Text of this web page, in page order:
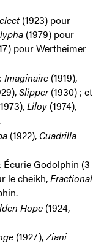
(1923) pour
(1979) pour
pour Wertheimer
Imaginaire(1919),
Slipper(1930) ; et
Liloy (1974),
(1922), Cuadrilla
Godolphin (3
le cheikh,Fractional
Hope(1924,
(1927),Ziani